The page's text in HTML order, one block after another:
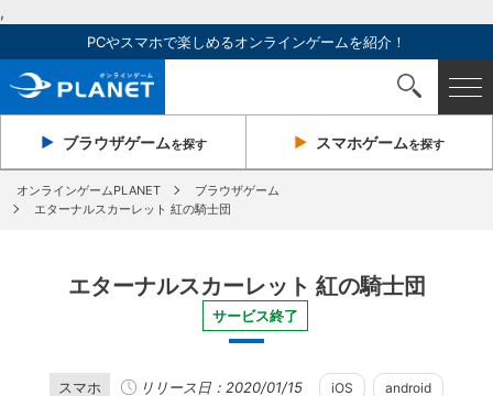
,
PCやスマホで楽しめるオンラインゲームを紹介！
ブラウザゲームを探す スマホゲームを探す
オンラインゲームPLANET
ブラウザゲーム
エターナルスカーレット 紅の騎士団
エターナルスカーレット 紅の騎士団
サービス終了
スマホ リリース日：2020/01/15 iOS android